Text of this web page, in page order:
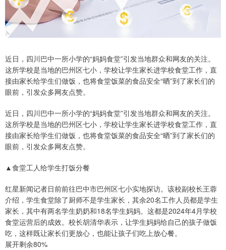
近日，四川巴中一所小学的“妈妈食堂”引发当地群众和网友的关注。
这所学校是当地的巴州区七小，学校让学生家长进学校食堂工作，直
接由家长给学生们做饭，也将食堂饭菜的食品安全“晒”到了家长们的
眼前，引发众多网友点赞。
近日，四川巴中一所小学的“妈妈食堂”引发当地群众和网友的关注。
这所学校是当地的巴州区七小，学校让学生家长进学校食堂工作，直
接由家长给学生们做饭，也将食堂饭菜的食品安全“晒”到了家长们的
眼前，引发众多网友点赞。
▲食堂工人给学生打饭分餐
红星新闻记者日前前往巴中市巴州区七小实地探访。该校副校长王蓉
介绍，学生食堂除了厨师不是学生家长，其余20名工作人员都是学生
家长，其中有两名学生奶奶和18名学生妈妈。这都是2024年4月学校
食堂运营后的成效。校长胡清华表示，让学生妈妈给自己的孩子做饭
吃，这样既让家长们更放心，也能让孩子们吃上放心餐。
展开剩余80%